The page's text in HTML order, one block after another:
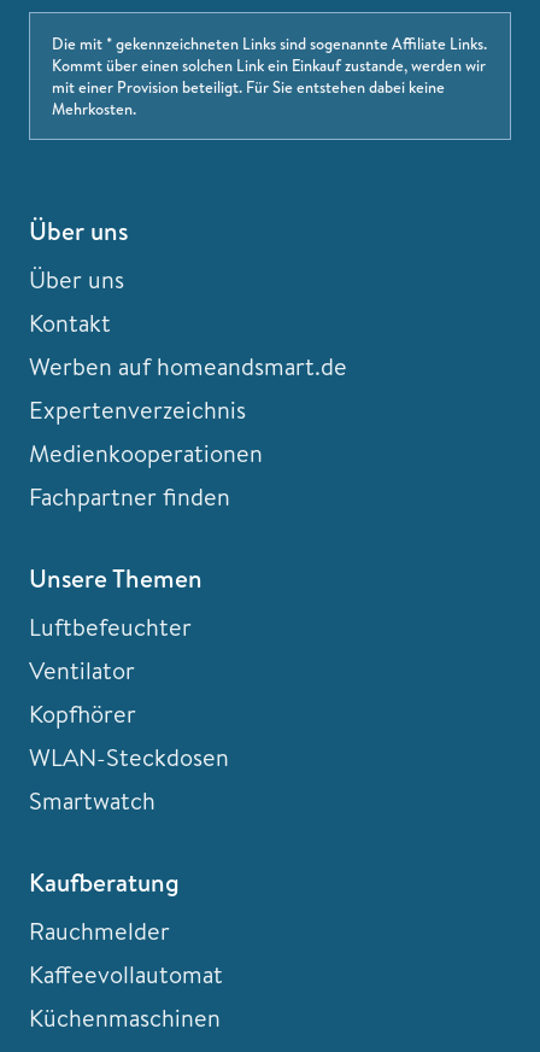
Die mit * gekennzeichneten Links sind sogenannte Affiliate Links.
Kommt über einen solchen Link ein Einkauf zustande, werden wir
mit einer Provision beteiligt. Für Sie entstehen dabei keine
Mehrkosten.
Über uns
Über uns
Kontakt
Werben auf homeandsmart.de
Expertenverzeichnis
Medienkooperationen
Fachpartner finden
Unsere Themen
Luftbefeuchter
Ventilator
Kopfhörer
WLAN-Steckdosen
Smartwatch
Kaufberatung
Rauchmelder
Kaffeevollautomat
Küchenmaschinen